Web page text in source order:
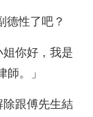
德性了吧？
。」